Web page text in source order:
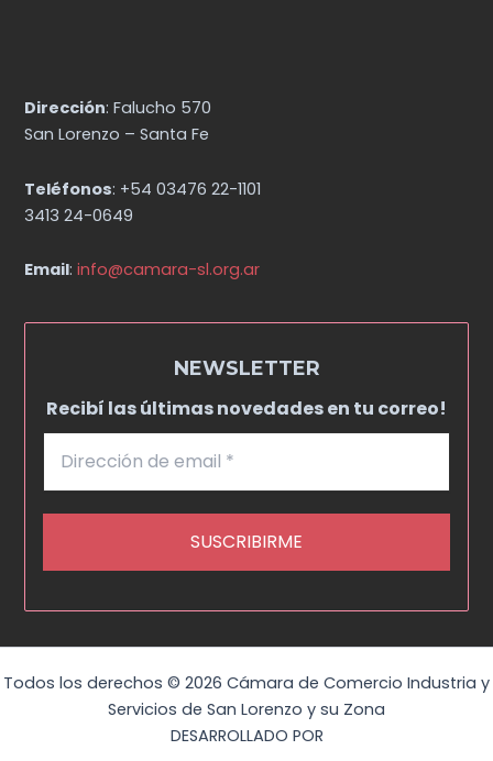
Dirección: Falucho 570
San Lorenzo – Santa Fe
Teléfonos: +54 03476 22-1101
3413 24-0649
Email:info@camara-sl.org.ar
NEWSLETTER
Recibí las últimas novedades en tu correo!
Todos los derechos © 2026 Cámara de Comercio Industria y
Servicios de San Lorenzo y su Zona
DESARROLLADO POR